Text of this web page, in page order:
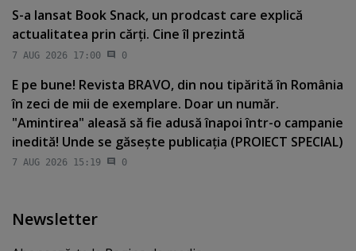
S-a lansat Book Snack, un prodcast care explică
actualitatea prin cărţi. Cine îl prezintă
7 AUG 2026 17:00 0
E pe bune! Revista BRAVO, din nou tipărită în România
în zeci de mii de exemplare. Doar un număr.
"Amintirea" aleasă să fie adusă înapoi într-o campanie
inedită! Unde se găseşte publicaţia (PROIECT SPECIAL)
7 AUG 2026 15:19 0
Newsletter